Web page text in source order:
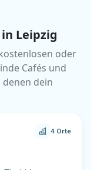
Leipzig
oder
Cafés und
dein